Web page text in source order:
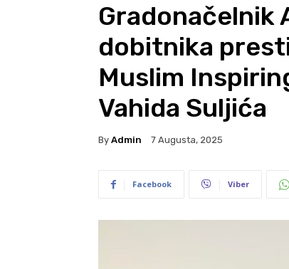
Gradonačelnik
dobitnika
Muslim
Vahida Suljića
By Admin 7 Augusta, 2025
Facebook Viber